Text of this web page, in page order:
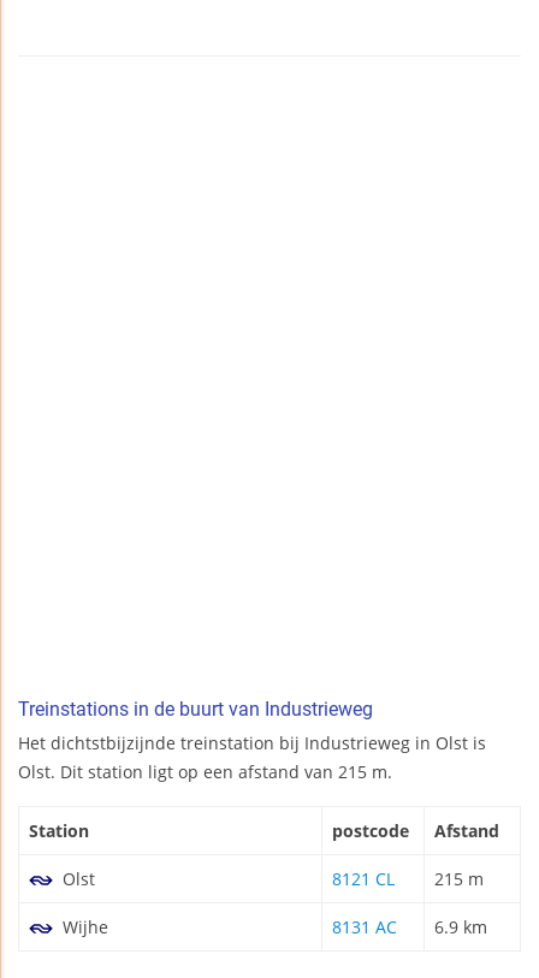
Treinstations in de buurt van Industrieweg
Het dichtstbijzijnde treinstation bij Industrieweg in Olst is
Olst. Dit station ligt op een afstand van 215 m.
Station postcode Afstand
Olst 8121 CL 215 m
Wijhe 8131 AC 6.9 km